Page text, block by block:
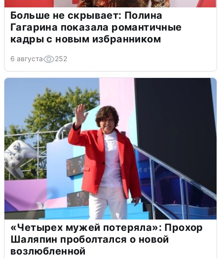
Больше не скрывает: Полина
Гагарина показала романтичные
кадры с новым избранником
6 августа 252
«Четырех мужей потеряла»: Прохор
Шаляпин проболтался о новой
возлюбленной